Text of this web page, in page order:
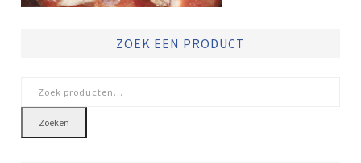
ZOEK EEN PRODUCT
naar:
Zoeken